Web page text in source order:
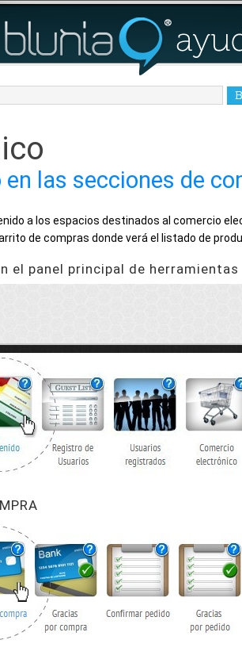
las secciones de
a los espacios destinados al comercio
de compras donde verá el listado de
el panel principal de herramientas